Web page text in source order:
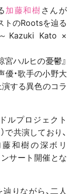
加藤和樹さんが
トのRootsを辿る
Kazuki Kato ×
宮ハルヒの憂鬱』
優・歌手の小野大
する異色のコラ
ルプロジェクト
で共演しており、
和樹の深ボリ
ンサート開催とな
りながら、二人